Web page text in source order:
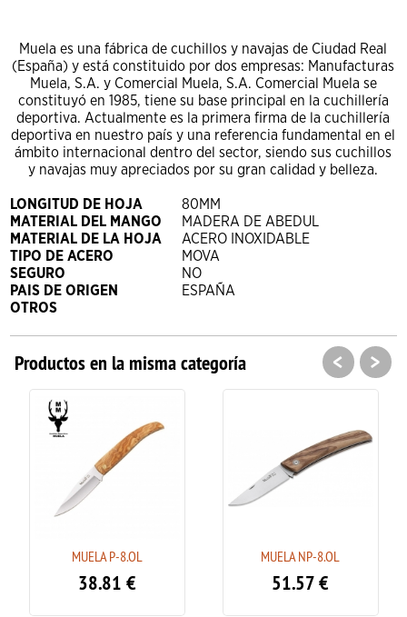
Muela es una fábrica de cuchillos y navajas de Ciudad Real
(España) y está constituido por dos empresas: Manufacturas
Muela, S.A. y Comercial Muela, S.A. Comercial Muela se
constituyó en 1985, tiene su base principal en la cuchillería
deportiva. Actualmente es la primera firma de la cuchillería
deportiva en nuestro país y una referencia fundamental en el
ámbito internacional dentro del sector, siendo sus cuchillos
y navajas muy apreciados por su gran calidad y belleza.
LONGITUD DE HOJA
80MM
MATERIAL DEL MANGO
MADERA DE ABEDUL
MATERIAL DE LA HOJA
ACERO INOXIDABLE
TIPO DE ACERO
MOVA
SEGURO
NO
PAIS DE ORIGEN
ESPAÑA
OTROS
Productos en la misma categoría
MUELA P-8.OL
38.81 €
MUELA NP-8.OL
51.57€
< >